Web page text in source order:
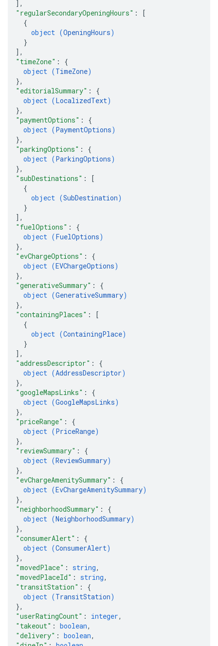
] ,
"regularSecondaryOpeningHours" :
[
{
object (OpeningHours)
}
] ,
"timeZone" : {
object (TimeZone)
},
"editorialSummary" : {
object (LocalizedText)
},
"paymentOptions" : {
object (PaymentOptions)
},
"parkingOptions" : {
object (ParkingOptions)
},
"subDestinations" :
[
{
object (SubDestination)
}
] ,
"fuelOptions" : {
object (FuelOptions)
},
"evChargeOptions" : {
object (EVChargeOptions)
},
"generativeSummary" : {
object (GenerativeSummary)
},
"containingPlaces" :
[
{
object (ContainingPlace)
}
] ,
"addressDescriptor" : {
object (AddressDescriptor)
},
"googleMapsLinks" : {
object (GoogleMapsLinks)
},
"priceRange" : {
object (PriceRange)
},
"reviewSummary" : {
object (ReviewSummary)
},
"evChargeAmenitySummary" : {
object (EvChargeAmenitySummary)
},
"neighborhoodSummary" : {
object (NeighborhoodSummary)
},
"consumerAlert" : {
object (ConsumerAlert)
},
"movedPlace" : string,
"movedPlaceId" : string,
"transitStation" : {
object (TransitStation)
},
"userRatingCount" : integer,
"takeout" : boolean,
"delivery" : boolean,